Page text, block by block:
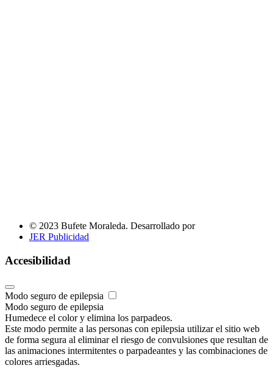
© 2023 Bufete Moraleda. Desarrollado por
JER Publicidad
Accesibilidad
Modo seguro de epilepsia
Modo seguro de epilepsia
Humedece el color y elimina los parpadeos.
Este modo permite a las personas con epilepsia utilizar el sitio web
de forma segura al eliminar el riesgo de convulsiones que resultan de
las animaciones intermitentes o parpadeantes y las combinaciones de
colores arriesgadas.